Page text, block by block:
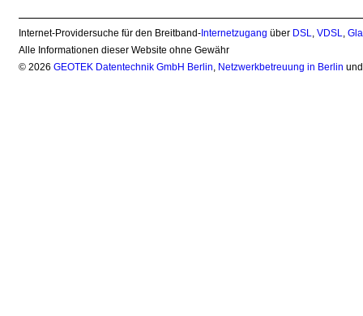
Internet-Providersuche für den Breitband- Internetzugang über DSL,VDSL,
Alle Informationen dieser Website ohne Gewähr
© 2026GEOTEK Datentechnik GmbH Berlin, Netzwerkbetreuung in Berlin